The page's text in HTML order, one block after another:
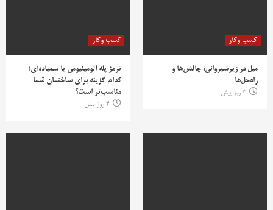
کسب وکار
مبل در زیرشیروانی؛ چالش‌ها و
راه‌حل‌ها
3 روز پیش
کسب وکار
ترمز پله آلومینیومی یا سمباده‌ای؛
کدام گزینه برای ساختمان شما
مناسب‌تر است؟
4 روز پیش